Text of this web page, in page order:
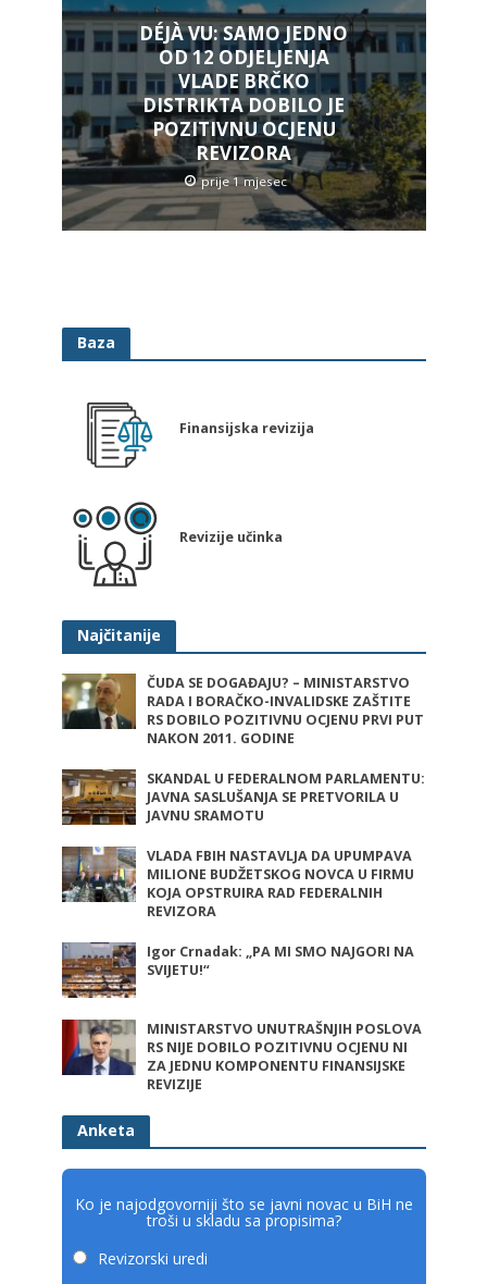
DÉJÀ VU: SAMO JEDNO
OD 12 ODJELJENJA
VLADE BRČKO
DISTRIKTA DOBILO JE
POZITIVNU OCJENU
REVIZORA
prije 1 mjesec
Baza
Finansijska revizija
Revizije učinka
Najčitanije
ČUDA SE DOGAĐAJU? – MINISTARSTVO
RADA I BORAČKO-INVALIDSKE ZAŠTITE
RS DOBILO POZITIVNU OCJENU PRVI PUT
NAKON 2011. GODINE
SKANDAL U FEDERALNOM PARLAMENTU:
JAVNA SASLUŠANJA SE PRETVORILA U
JAVNU SRAMOTU
VLADA FBIH NASTAVLJA DA UPUMPAVA
MILIONE BUDŽETSKOG NOVCA U FIRMU
KOJA OPSTRUIRA RAD FEDERALNIH
REVIZORA
Igor Crnadak: „PA MI SMO NAJGORI NA
SVIJETU!“
MINISTARSTVO UNUTRAŠNJIH POSLOVA
RS NIJE DOBILO POZITIVNU OCJENU NI
ZA JEDNU KOMPONENTU FINANSIJSKE
REVIZIJE
Anketa
Ko je najodgovorniji što se javni novac u BiH ne
troši u skladu sa propisima?
Revizorski uredi